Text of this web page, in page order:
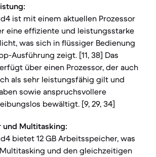
ist mit einem aktuellen Prozessor
eine effiziente und leistungsstarke
was sich in flüssiger Bedienung
Ausführung zeigt. [11, 38] Das
über einen Prozessor, der auch
als sehr leistungsfähig gilt und
sowie anspruchsvollere
bewältigt. [9, 29, 34]
Multitasking:
bietet 12 GB Arbeitsspeicher, was
und den gleichzeitigen